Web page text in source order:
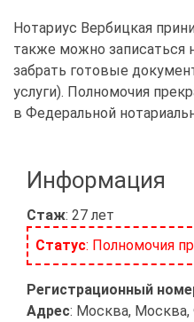
Нотариус Вербицкая
также можно записаться
забрать готовые
услуги). Полномочия
в Федеральной
Информация
Стаж: 27 лет
Статус: Полномочия
Регистрационный
Адрес: Москва,